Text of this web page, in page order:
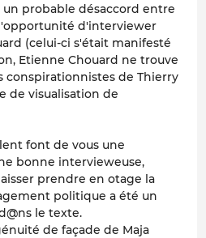
un probable désaccord entre
d'interviewer
(celui-ci s'était manifesté
Etienne Chouard ne trouve
conspirationnistes de Thierry
de visualisation de
font de vous une
bonne intervieweuse,
prendre en otage la
politique a été un
le texte.
de façade de Maja